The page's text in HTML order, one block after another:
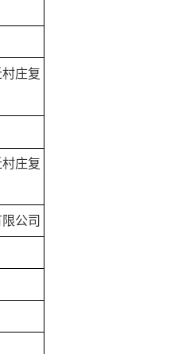
庄复
庄复
公司